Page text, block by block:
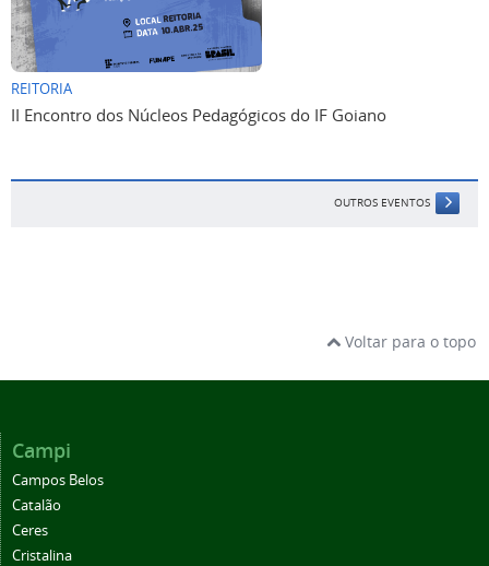
REITORIA
II Encontro dos Núcleos Pedagógicos do IF Goiano
OUTROS EVENTOS
Voltar para o topo
Campi
Campos Belos
Catalão
Ceres
Cristalina